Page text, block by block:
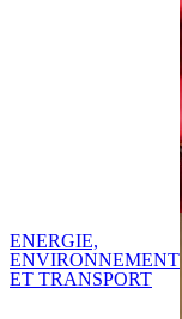
ENERGIE,
ENVIRONNEMENT
ET TRANSPORT